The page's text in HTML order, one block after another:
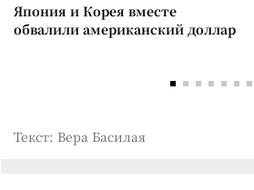
Япония и Корея вместе
обвалили американский доллар
Текст: Вера Басилая